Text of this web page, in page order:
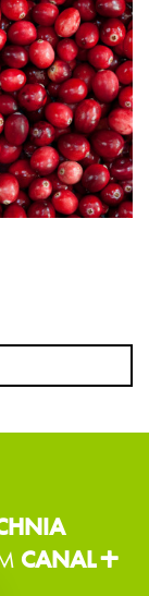
CANAL+